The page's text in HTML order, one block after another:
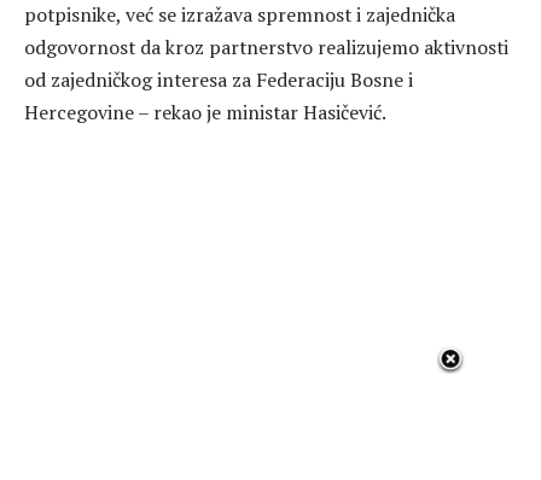
potpisnike, već se izražava spremnost i zajednička
odgovornost da kroz partnerstvo realizujemo aktivnosti
od zajedničkog interesa za Federaciju Bosne i
Hercegovine – rekao je ministar Hasičević.